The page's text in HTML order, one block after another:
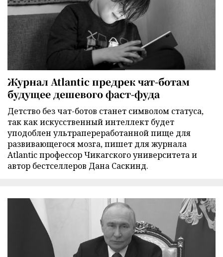
Журнал Atlantic предрек чат-ботам
будущее дешевого фаст-фуда
Детство без чат-ботов станет символом статуса,
так как искусственный интеллект будет
уподоблен ультрапереработанной пище для
развивающегося мозга, пишет для журнала
Atlantic профессор Чикагского университета и
автор бестселлеров Дана Саскинд.